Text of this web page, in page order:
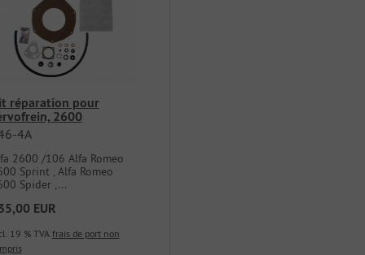
réparation pour
2600
4A
2600 /106 Alfa Romeo
Sprint , Alfa Romeo
Spider ,...
EUR
19 % TVA frais de port non